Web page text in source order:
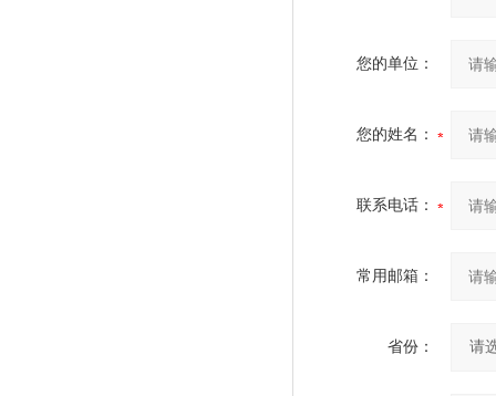
您的单位：
您的姓名：
联系电话：
常用邮箱：
省份：